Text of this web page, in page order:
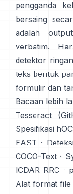
pengganda
bersaing
adalah
verbatim.
detektor
teks bentuk
formulir dan
Bacaan lebih
Tesseract
Spesifikasi
EAST ·
COCO-Text ·
ICDAR RRC ·
Alat format file